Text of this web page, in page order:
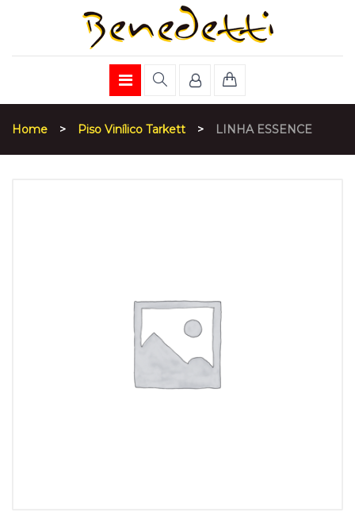
Home > Piso Vinílico Tarkett > LINHA ESSENCE